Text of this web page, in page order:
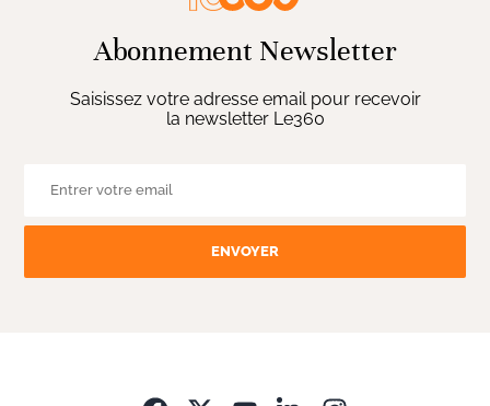
Abonnement Newsletter
Saisissez votre adresse email pour recevoir
la newsletter Le360
ENVOYER